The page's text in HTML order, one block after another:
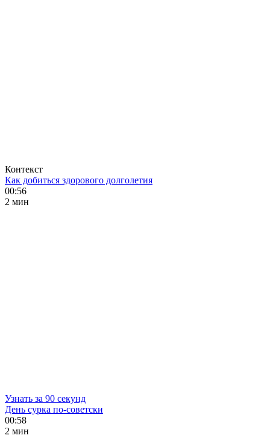
Контекст
Как добиться здорового долголетия
00:56
2 мин
Узнать за 90 секунд
День сурка по-советски
00:58
2 мин